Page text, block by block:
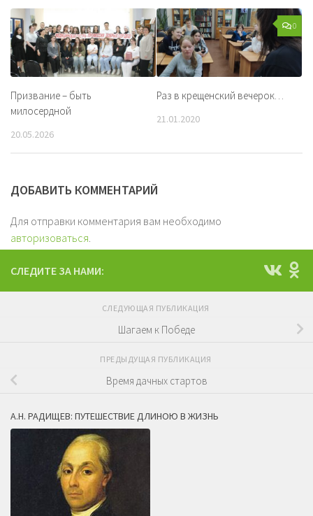
Призвание – быть
милосердной
20.05.2026
0
Раз в крещенский вечерок…
21.01.2020
ДОБАВИТЬ КОММЕНТАРИЙ
Для отправки комментария вам необходимо
авторизоваться.
СЛЕДИТЕ ЗА НАМИ:
СЛЕДУЮЩАЯ ПУБЛИКАЦИЯ
Шагаем к Победе
ПРЕДЫДУЩАЯ ПУБЛИКАЦИЯ
Время дачных стартов
А.Н. РАДИЩЕВ: ПУТЕШЕСТВИЕ ДЛИНОЮ В ЖИЗНЬ